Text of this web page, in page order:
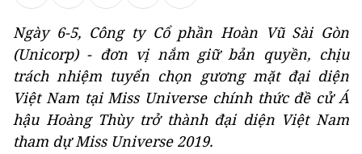
Ngày 6-5, Công ty Cổ phần Hoàn Vũ Sài Gòn
(Unicorp) - đơn vị nắm giữ bản quyền, chịu
trách nhiệm tuyển chọn gương mặt đại diện
Việt Nam tại Miss Universe chính thức đề cử Á
hậu Hoàng Thùy trở thành đại diện Việt Nam
tham dự Miss Universe 2019.